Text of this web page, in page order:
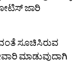
ಜಾರಿ
ಸೂಚಿಸಿರುವ
ಮಾಡುವುದಾಗಿ